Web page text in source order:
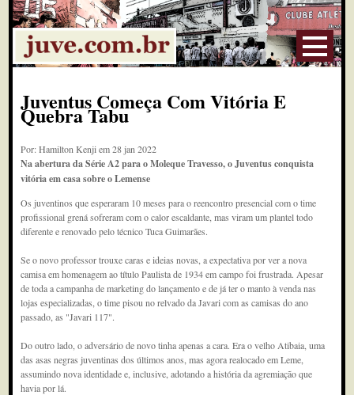
Juventus Começa Com Vitória E
Quebra Tabu
Por: Hamilton Kenji em 28 jan 2022
Na abertura da Série A2 para o Moleque Travesso, o Juventus conquista
vitória em casa sobre o Lemense
Os juventinos que esperaram 10 meses para o reencontro presencial com o time
profissional grená sofreram com o calor escaldante, mas viram um plantel todo
diferente e renovado pelo técnico Tuca Guimarães.
Se o novo professor trouxe caras e ideias novas, a expectativa por ver a nova
camisa em homenagem ao título Paulista de 1934 em campo foi frustrada. Apesar
de toda a campanha de marketing do lançamento e de já ter o manto à venda nas
lojas especializadas, o time pisou no relvado da Javari com as camisas do ano
passado, as "Javari 117".
Do outro lado, o adversário de novo tinha apenas a cara. Era o velho Atibaia, uma
das asas negras juventinas dos últimos anos, mas agora realocado em Leme,
assumindo nova identidade e, inclusive, adotando a história da agremiação que
havia por lá.